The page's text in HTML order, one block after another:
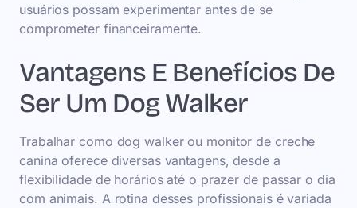
usuários possam experimentar antes de se
comprometer financeiramente.
Vantagens E Benefícios De
Ser Um Dog Walker
Trabalhar como dog walker ou monitor de creche
canina oferece diversas vantagens, desde a
flexibilidade de horários até o prazer de passar o dia
com animais. A rotina desses profissionais é variada